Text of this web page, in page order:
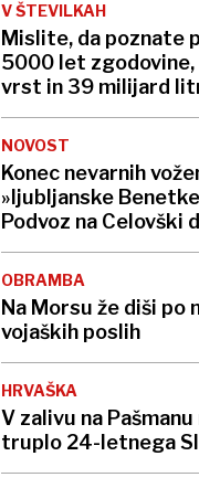
V ŠTEVILKAH
Mislite, da poznate
5000 let zgodovine,
vrst in 39 milijard
leto
NOVOST
Konec nevarnih
»ljubljanske
Podvoz na Celovški
pametni semafor
OBRAMBA
Na Morsu že diši po
vojaških poslih
HRVAŠKA
V zalivu na Pašmanu
truplo 24-letnega